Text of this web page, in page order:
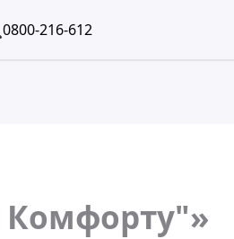
0800-216-612
Комфорту"»